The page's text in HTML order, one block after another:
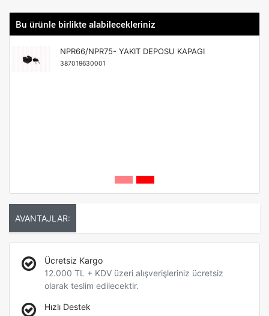
Bu ürünle birlikte alabilecekleriniz
NPR66/NPR75- YAKIT DEPOSU KAPAGI
387019630001
AVANTAJLAR:
Ücretsiz Kargo
12.000 TL + KDV üzeri alışverişleriniz ücretsiz
olarak teslim edilecektir.
Hızlı Destek